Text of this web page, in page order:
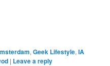
, Geek Lifestyle, IA
| Leave a reply